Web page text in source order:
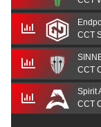
CCT
CCT
Spirit
CCT